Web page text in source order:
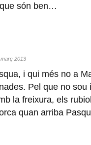
són ben…
2013
i qui més no a
Pel que no
la freixura, els
quan arriba